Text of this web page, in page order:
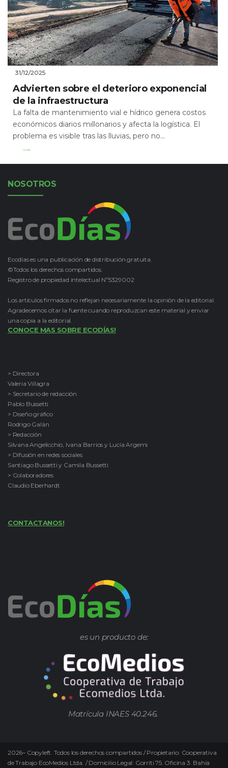
31/12/2025
Advierten sobre el deterioro exponencial
de la infraestructura
La falta de mantenimiento vial e hídrico genera costos
económicos diarios millonarios y afecta la logística. El
problema es visible tras las lluvias, pero no...
Leer Más
NOSOTROS
Ecodías es una publicación de distribución gratuita.
©Todos los derechos compartidos.
Registro de propiedad intelectual Nº5329002
Los artículos firmados no reflejan necesariamente la opinión de la editorial.
Agradecemos citar la fuente cuando reproduzcan este material y enviar
una copia a la editorial.
CONOCE MAS SOBRE ECODÍAS!
> Directora
Valeria Villagra
> Secretario de redacción
Pablo Bussetti
> Diseño gráfico
Rodrigo Galán
> Redacción
Silvana Angelicchio, Ivana Barrios y Lucía Argemi
> Difusión en redes sociales
Santiago Bussetti y Camila Bussetti
> Colaboradores
Claudio Eberhardt
CONTACTANOS!
es un producto de:
Matrícula INAES 40.246.
2026– Copyleft. Todos los derechos compartidos / Propietario: Cooperativa
de Trabajo EcoMedios Ltda. / Domicilio Legal: Gorriti 75. Oficina 3. Bahía